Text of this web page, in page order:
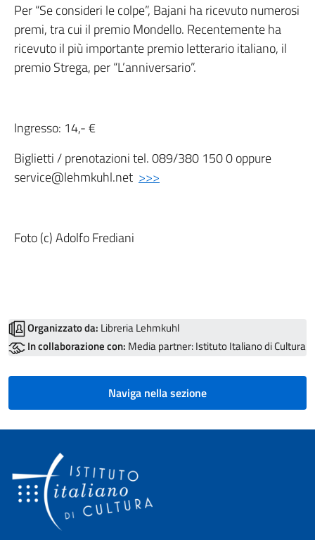
Per “Se consideri le colpe”, Bajani ha ricevuto numerosi
premi, tra cui il premio Mondello. Recentemente ha
ricevuto il più importante premio letterario italiano, il
premio Strega, per “L’anniversario”.
Ingresso: 14,- €
Biglietti / prenotazioni tel. 089/380 150 0 oppure
service@lehmkuhl.net >>>
Foto (c) Adolfo Frediani
Organizzato da: Libreria Lehmkuhl
In collaborazione con: Media partner: Istituto Italiano di Cultura
Naviga nella sezione